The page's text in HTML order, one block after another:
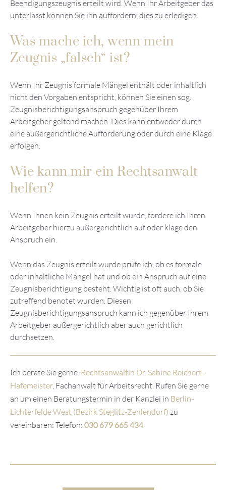
Beendigungszeugnis erteilt wird. Wenn Ihr Arbeitgeber das
unterlässt können Sie ihn auffordern, dies zu erledigen.
Was mache ich, wenn mein
Zeugnis „falsch“ ist?
Wenn Ihr Zeugnis formale Mängel enthält oder inhaltlich
nicht den Vorgaben entspricht, können Sie einen sog.
Zeugnisberichtigungsanspruch gegenüber Ihrem
Arbeitgeber geltend machen. Dies kann entweder durch
eine außergerichtliche Aufforderung oder durch eine Klage
erfolgen.
Wie kann mir ein Rechtsanwalt
helfen?
Wenn Ihnen kein Zeugnis erteilt wurde, fordere ich Ihren
Arbeitgeber hierzu außergerichtlich auf oder klage den
Anspruch ein.
Wenn das Zeugnis erteilt wurde prüfe ich, ob es formale
oder inhaltliche Mängel hat und ob ein Anspruch auf eine
Zeugnisberichtigung besteht. Wichtig ist oft auch, ob Sie
zutreffend benotet wurden. Diesen
Zeugnisberichtigungsanspruch kann ich gegenüber Ihrem
Arbeitgeber außergerichtlich aber auch gerichtlich
durchsetzen.
Ich berate Sie gerne. Rechtsanwältin Dr. Sabine Reichert-
Hafemeister, Fachanwalt für Arbeitsrecht. Rufen Sie gerne
an um einen Beratungstermin in der Kanzlei in Berlin-
Lichterfelde West (Bezirk Steglitz-Zehlendorf) zu
vereinbaren: Telefon: 030 679 665 434